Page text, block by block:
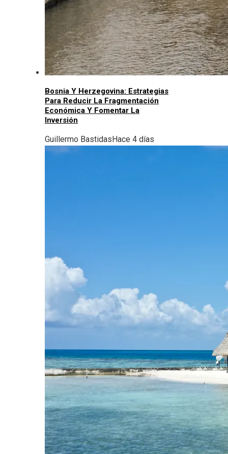
Bosnia Y Herzegovina: Estrategias
Para Reducir La Fragmentación
Económica Y Fomentar La
Inversión
Guillermo BastidasHace 4 días